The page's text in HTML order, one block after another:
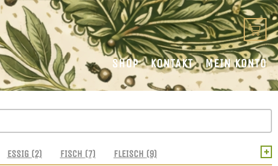
SHOP KONTAKT MEIN KONTO
ESSIG (2) FISCH (7) FLEISCH (9)
+